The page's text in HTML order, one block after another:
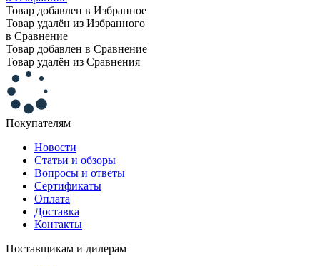
Товар добавлен в Избранное
Товар удалён из Избранного
в Сравнение
Товар добавлен в Сравнение
Товар удалён из Сравнения
Покупателям
Новости
Статьи и обзоры
Вопросы и ответы
Сертификаты
Оплата
Доставка
Контакты
Поставщикам и дилерам